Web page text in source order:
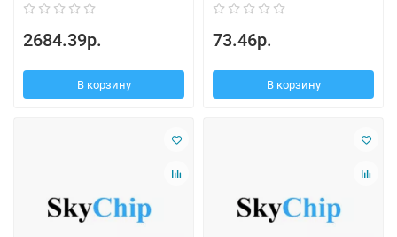
2684.39р.
В корзину
73.46р.
В корзину